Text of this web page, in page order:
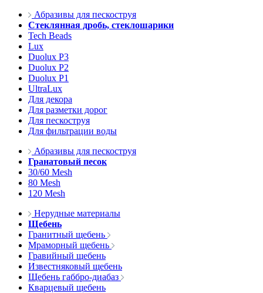
Абразивы для пескоструя
Стеклянная дробь, стеклошарики
Tech Beads
Lux
Duolux P3
Duolux P2
Duolux P1
UltraLux
Для декора
Для разметки дорог
Для пескоструя
Для фильтрации воды
Абразивы для пескоструя
Гранатовый песок
30/60 Mesh
80 Mesh
120 Mesh
Нерудные материалы
Щебень
Гранитный щебень
Мраморный щебень
Гравийный щебень
Известняковый щебень
Щебень габбро-диабаз
Кварцевый щебень